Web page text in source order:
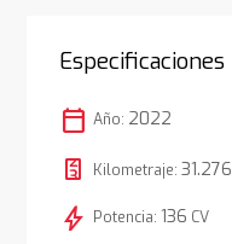
Especificaciones
calendar_today Año: 2022
Kilometraje: 31.276
bolt Potencia: 136 CV